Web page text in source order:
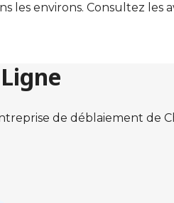
les environs. Consultez les
de déblaiement de